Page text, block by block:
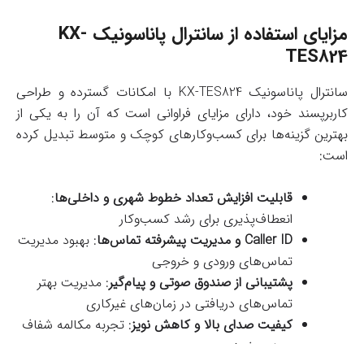
مزایای استفاده از سانترال پاناسونیک KX-
TES824
سانترال پاناسونیک KX-TES824 با امکانات گسترده و طراحی
کاربرپسند خود، دارای مزایای فراوانی است که آن را به یکی از
بهترین گزینه‌ها برای کسب‌وکارهای کوچک و متوسط تبدیل کرده
است:
قابلیت افزایش تعداد خطوط شهری و داخلی‌ها:
انعطاف‌پذیری برای رشد کسب‌وکار
Caller ID و مدیریت پیشرفته تماس‌ها
: بهبود مدیریت
تماس‌های ورودی و خروجی
پشتیبانی از صندوق صوتی و پیام‌گیر: مدیریت بهتر
تماس‌های دریافتی در زمان‌های غیرکاری
کیفیت صدای بالا و کاهش نویز: تجربه مکالمه شفاف